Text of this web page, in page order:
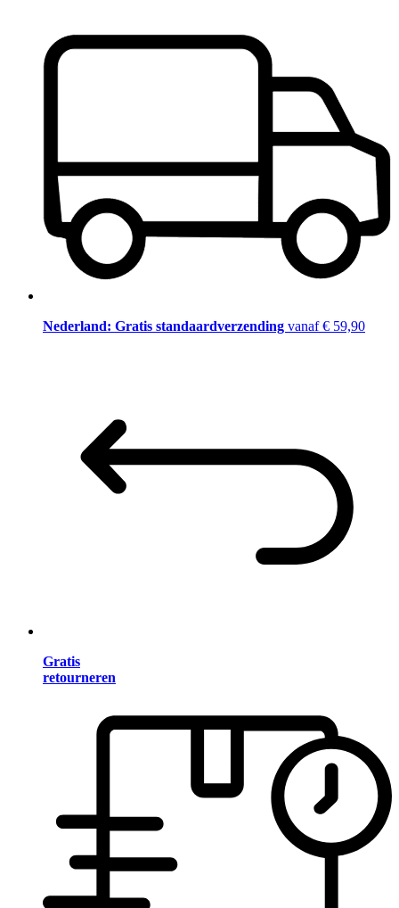
Nederland: Gratis standaardverzending vanaf € 59,90
Gratis
retourneren